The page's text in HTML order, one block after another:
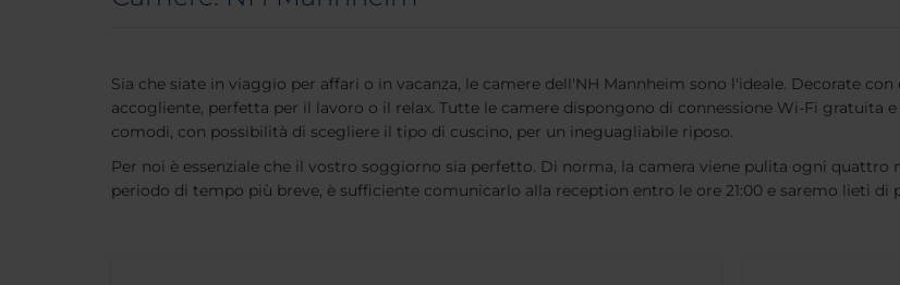
Sia che siate in viaggio per affari o in vacanza, le camere dell'NH Mannheim sono l'ideale. Decorate
accogliente, perfetta per il lavoro o il relax. Tutte le camere dispongono di connessione Wi-Fi gratuita
comodi, con possibilità di scegliere il tipo di cuscino, per un ineguagliabile riposo.
Per noi è essenziale che il vostro soggiorno sia perfetto. Di norma, la camera viene pulita ogni
periodo di tempo più breve, è sufficiente comunicarlo alla reception entro le ore 21:00 e saremo lieti di